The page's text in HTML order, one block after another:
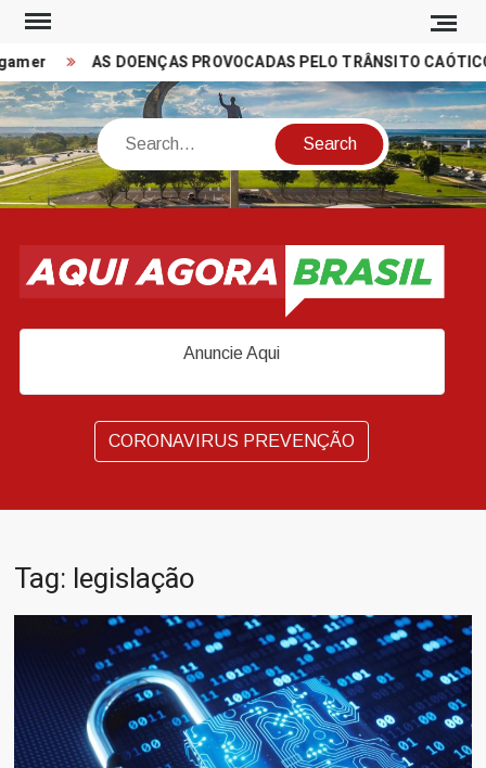
Skip
content
AS DOENÇAS PROVOCADAS PELO TRÂNSITO
Search
Anuncie Aqui
CORONAVIRUS PREVENÇÃO
Tag: legislação